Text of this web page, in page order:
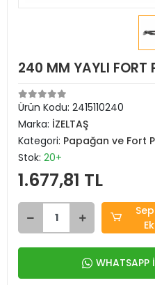
240 MM YAYLI FORT
Ürün Kodu: 2415110240
Marka: İZELTAŞ
Kategori: Papağan ve Fort
Stok: 20+
1.677,81 TL
WHATSAPP